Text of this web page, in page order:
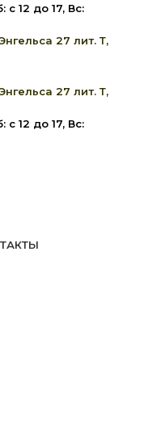
с 12 до 17, Вс:
27 лит. Т,
27 лит. Т,
с 12 до 17, Вс: